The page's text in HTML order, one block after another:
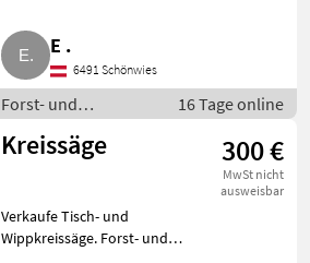
Tischkreissäge, Fräse und
Langlochbohreinrichtung. Die
Maschine befindet sich in einem
gebrauchten
E .
6491 Schönwies
Forst- und
Holztechnik /
Kreissägen
16 Tage online
Kreissäge 300 €
MwSt nicht
ausweisbar
Verkaufe Tisch- und
Wippkreissäge. Forst- und